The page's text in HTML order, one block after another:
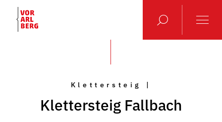
Klettersteig |
Klettersteig Fallbach